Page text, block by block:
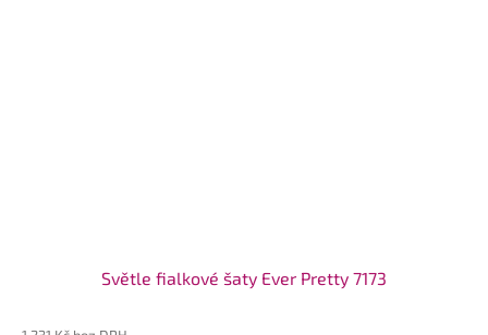
Světle fialkové šaty Ever Pretty 7173